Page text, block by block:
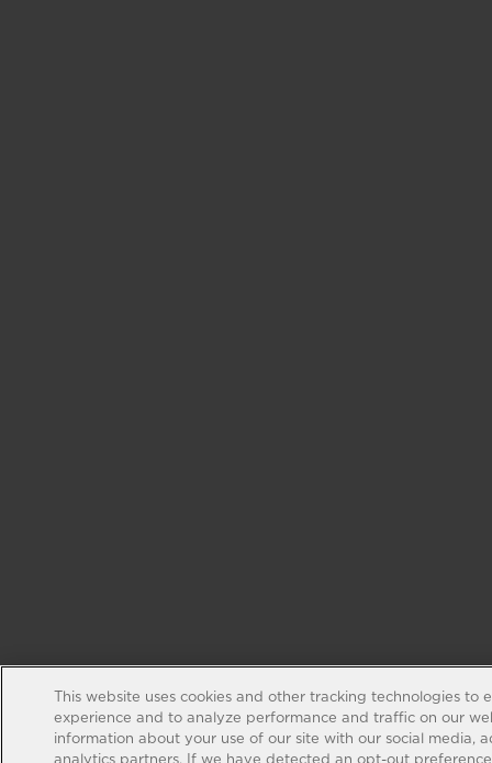
This website uses cookies and other tracking technologies to
experience and to analyze performance and traffic on our
information about your use of our site with our social media,